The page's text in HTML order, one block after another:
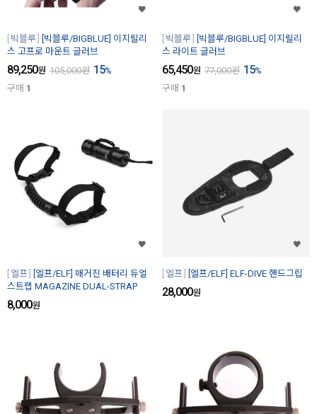
빅블루
[빅블루/BIGBLUE] 이지릴리
스 고프로 마운트 글러브
89,250원 105,000원 15%
구매 1
빅블루
[빅블루/BIGBLUE] 이지릴리
스 라이트 글러브
65,450원 77,000원 15%
구매 1
엘프
[엘프/ELF] 매거진 배터리 듀얼
스트랩 MAGAZINE DUAL-STRAP
8,000원
엘프 [엘프/ELF] ELF-DIVE 핸드그립
28,000원